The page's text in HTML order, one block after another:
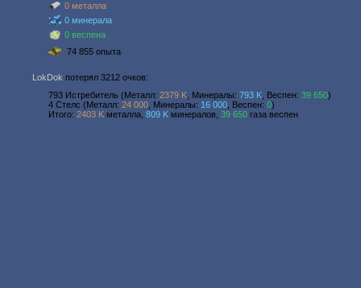
0 металла
0 минерала
0 веспена
74 855 опыта
LokDok потерял 3212 очков:
793 Истребитель (Металл:2379 K , Минералы:793 K , Веспен:39 650)
4 Стелс (Металл:24 000 , Минералы: 16 000 , Веспен:0)
Итого:2403 K металла,809 K минералов,39 650 газа веспен